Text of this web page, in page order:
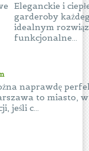
Eleganckie i
garderoby
idealnym
funkcjonalne...
naprawdę
to miasto,
jeśli c...